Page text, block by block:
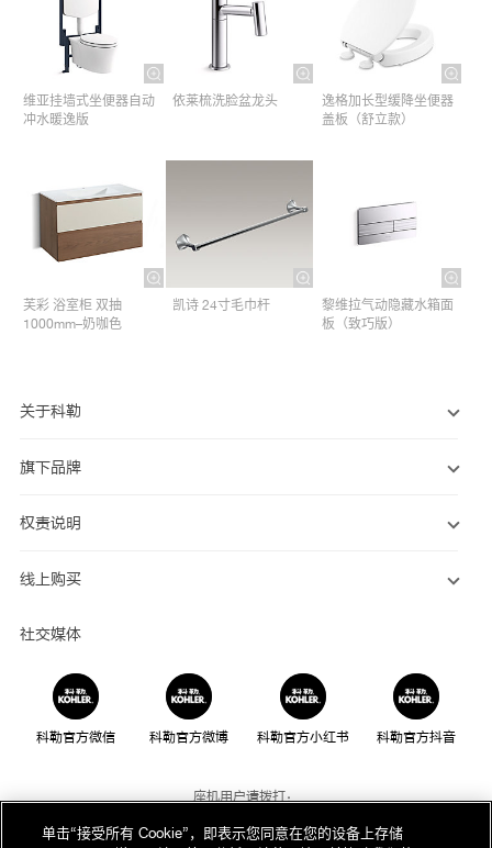
维亚挂墙式坐便器自动
冲水暖逸版
依莱梳洗脸盆龙头
逸格加长型缓降坐便器
盖板（舒立款）
芙彩 浴室柜 双抽
1000mm–奶咖色
凯诗 24寸毛巾杆​
黎维拉气动隐藏水箱面
板（致巧版）
关于科勒
旗下品牌
权责说明
线上购买
社交媒体
科勒官方微信 科勒官方微博 科勒官方小红书 科勒官方抖音
座机用户请拨打：
800-820-2628
单击“接受所有 Cookie”，即表示您同意在您的设备上存储